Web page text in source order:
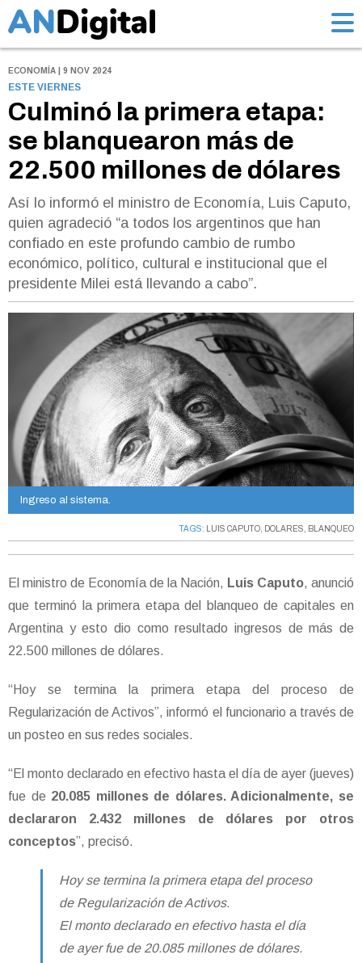
ECONOMÍA | 9 NOV 2024
ESTE VIERNES
Culminó la primera etapa:
se blanquearon más de
22.500 millones de dólares
Así lo informó el ministro de Economía, Luis Caputo,
quien agradeció “a todos los argentinos que han
confiado en este profundo cambio de rumbo
económico, político, cultural e institucional que el
presidente Milei está llevando a cabo”.
Ingreso al sistema.
TAGS: LUIS CAPUTO, DOLARES, BLANQUEO
El ministro de Economía de la Nación, Luis Caputo, anunció
que terminó la primera etapa del blanqueo de capitales en
Argentina y esto dio como resultado ingresos de más de
22.500 millones de dólares.
“Hoy se termina la primera etapa del proceso de
Regularización de Activos”, informó el funcionario a través de
un posteo en sus redes sociales.
“El monto declarado en efectivo hasta el día de ayer (jueves)
fue de 20.085 millones de dólares. Adicionalmente, se
declararon 2.432 millones de dólares por otros
conceptos”, precisó.
Hoy se termina la primera etapa del proceso
de Regularización de Activos.
El monto declarado en efectivo hasta el día
de ayer fue de 20.085 millones de dólares.